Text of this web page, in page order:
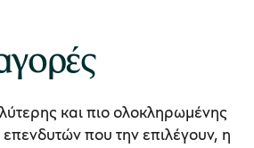
και πιο ολοκληρωμένης
που την επιλέγουν, η